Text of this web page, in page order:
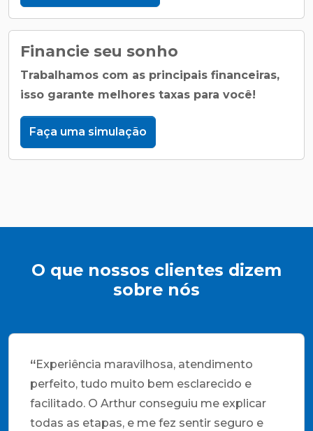
Financie seu sonho
Trabalhamos com as principais financeiras,
isso garante melhores taxas para você!
Faça uma simulação
O que nossos clientes dizem
sobre nós
“Experiência maravilhosa, atendimento
perfeito, tudo muito bem esclarecido e
facilitado. O Arthur conseguiu me explicar
todas as etapas, e me fez sentir seguro e